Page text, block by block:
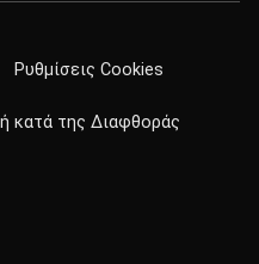
Ρυθμίσεις Cookies
κατά της Διαφθοράς